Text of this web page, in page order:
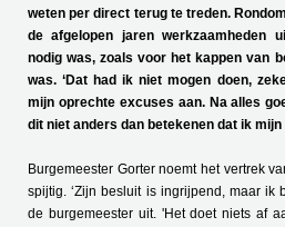
weten per direct terug te treden.
de afgelopen jaren werkzaamheden
nodig was, zoals voor het kappen van
was. ‘Dat had ik niet mogen doen,
mijn oprechte excuses aan. Na alles
dit niet anders dan betekenen dat ik mijn
Burgemeester Gorter noemt het vertrek
spijtig. ‘Zijn besluit is ingrijpend, maar ik
de burgemeester uit. 'Het doet niets af